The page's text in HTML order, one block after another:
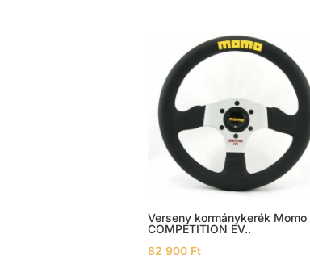
Verseny kormánykerék Momo
COMPETITION EV..
82 900 Ft